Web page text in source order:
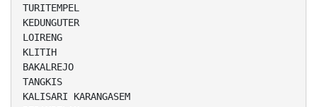
TURITEMPEL
KEDUNGUTER
LOIRENG
KLITIH
BAKALREJO
TANGKIS
KALISARI KARANGASEM